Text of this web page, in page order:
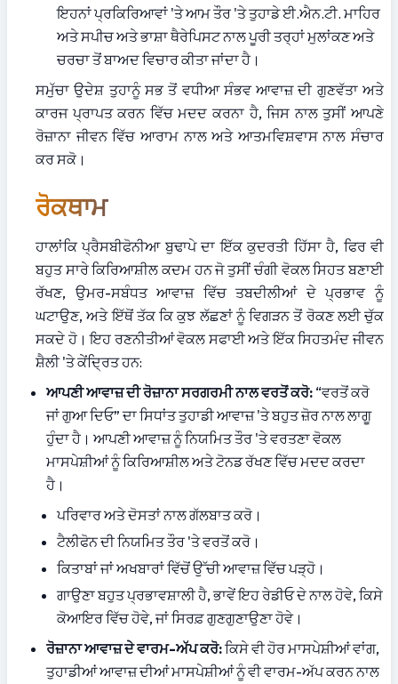
ਇਹਨਾਂ ਪ੍ਰਕਿਰਿਆਵਾਂ 'ਤੇ ਆਮ ਤੌਰ 'ਤੇ ਤੁਹਾਡੇ ਈ.ਐਨ.ਟੀ. ਮਾਹਿਰ
ਅਤੇ ਸਪੀਚ ਅਤੇ ਭਾਸ਼ਾ ਥੈਰੇਪਿਸਟ ਨਾਲ ਪੂਰੀ ਤਰ੍ਹਾਂ ਮੁਲਾਂਕਣ ਅਤੇ
ਚਰਚਾ ਤੋਂ ਬਾਅਦ ਵਿਚਾਰ ਕੀਤਾ ਜਾਂਦਾ ਹੈ।
ਸਮੁੱਚਾ ਉਦੇਸ਼ ਤੁਹਾਨੂੰ ਸਭ ਤੋਂ ਵਧੀਆ ਸੰਭਵ ਆਵਾਜ਼ ਦੀ ਗੁਣਵੱਤਾ ਅਤੇ
ਕਾਰਜ ਪ੍ਰਾਪਤ ਕਰਨ ਵਿੱਚ ਮਦਦ ਕਰਨਾ ਹੈ, ਜਿਸ ਨਾਲ ਤੁਸੀਂ ਆਪਣੇ
ਰੋਜ਼ਾਨਾ ਜੀਵਨ ਵਿੱਚ ਆਰਾਮ ਨਾਲ ਅਤੇ ਆਤਮਵਿਸ਼ਵਾਸ ਨਾਲ ਸੰਚਾਰ
ਕਰ ਸਕੋ।
ਰੋਕਥਾਮ
ਹਾਲਾਂਕਿ ਪ੍ਰੈਸਬੀਫੋਨੀਆ ਬੁਢਾਪੇ ਦਾ ਇੱਕ ਕੁਦਰਤੀ ਹਿੱਸਾ ਹੈ, ਫਿਰ ਵੀ
ਬਹੁਤ ਸਾਰੇ ਕਿਰਿਆਸ਼ੀਲ ਕਦਮ ਹਨ ਜੋ ਤੁਸੀਂ ਚੰਗੀ ਵੋਕਲ ਸਿਹਤ ਬਣਾਈ
ਰੱਖਣ, ਉਮਰ-ਸਬੰਧਤ ਆਵਾਜ਼ ਵਿੱਚ ਤਬਦੀਲੀਆਂ ਦੇ ਪ੍ਰਭਾਵ ਨੂੰ
ਘਟਾਉਣ, ਅਤੇ ਇੱਥੋਂ ਤੱਕ ਕਿ ਕੁਝ ਲੱਛਣਾਂ ਨੂੰ ਵਿਗੜਨ ਤੋਂ ਰੋਕਣ ਲਈ ਚੁੱਕ
ਸਕਦੇ ਹੋ। ਇਹ ਰਣਨੀਤੀਆਂ ਵੋਕਲ ਸਫਾਈ ਅਤੇ ਇੱਕ ਸਿਹਤਮੰਦ ਜੀਵਨ
ਸ਼ੈਲੀ 'ਤੇ ਕੇਂਦ੍ਰਿਤ ਹਨ:
ਆਪਣੀ ਆਵਾਜ਼ ਦੀ ਰੋਜ਼ਾਨਾ ਸਰਗਰਮੀ ਨਾਲ ਵਰਤੋਂ ਕਰੋ: “ਵਰਤੋਂ ਕਰੋ
ਜਾਂ ਗੁਆ ਦਿਓ” ਦਾ ਸਿਧਾਂਤ ਤੁਹਾਡੀ ਆਵਾਜ਼ 'ਤੇ ਬਹੁਤ ਜ਼ੋਰ ਨਾਲ ਲਾਗੂ
ਹੁੰਦਾ ਹੈ। ਆਪਣੀ ਆਵਾਜ਼ ਨੂੰ ਨਿਯਮਿਤ ਤੌਰ 'ਤੇ ਵਰਤਣਾ ਵੋਕਲ
ਮਾਸਪੇਸ਼ੀਆਂ ਨੂੰ ਕਿਰਿਆਸ਼ੀਲ ਅਤੇ ਟੋਨਡ ਰੱਖਣ ਵਿੱਚ ਮਦਦ ਕਰਦਾ
ਹੈ।
ਪਰਿਵਾਰ ਅਤੇ ਦੋਸਤਾਂ ਨਾਲ ਗੱਲਬਾਤ ਕਰੋ।
ਟੈਲੀਫੋਨ ਦੀ ਨਿਯਮਿਤ ਤੌਰ 'ਤੇ ਵਰਤੋਂ ਕਰੋ।
ਕਿਤਾਬਾਂ ਜਾਂ ਅਖਬਾਰਾਂ ਵਿੱਚੋਂ ਉੱਚੀ ਆਵਾਜ਼ ਵਿੱਚ ਪੜ੍ਹੋ।
ਗਾਉਣਾ ਬਹੁਤ ਪ੍ਰਭਾਵਸ਼ਾਲੀ ਹੈ, ਭਾਵੇਂ ਇਹ ਰੇਡੀਓ ਦੇ ਨਾਲ ਹੋਵੇ, ਕਿਸੇ
ਕੋਆਇਰ ਵਿੱਚ ਹੋਵੇ, ਜਾਂ ਸਿਰਫ਼ ਗੁਣਗੁਣਾਉਣਾ ਹੋਵੇ।
ਰੋਜ਼ਾਨਾ ਆਵਾਜ਼ ਦੇ ਵਾਰਮ-ਅੱਪ ਕਰੋ: ਕਿਸੇ ਵੀ ਹੋਰ ਮਾਸਪੇਸ਼ੀਆਂ ਵਾਂਗ,
ਤੁਹਾਡੀਆਂ ਆਵਾਜ਼ ਦੀਆਂ ਮਾਸਪੇਸ਼ੀਆਂ ਨੂੰ ਵੀ ਵਾਰਮ-ਅੱਪ ਕਰਨ ਨਾਲ